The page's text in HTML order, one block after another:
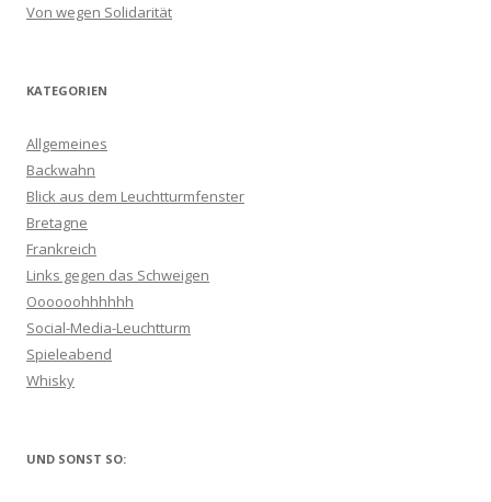
Von wegen Solidarität
KATEGORIEN
Allgemeines
Backwahn
Blick aus dem Leuchtturmfenster
Bretagne
Frankreich
Links gegen das Schweigen
Oooooohhhhhh
Social-Media-Leuchtturm
Spieleabend
Whisky
UND SONST SO: